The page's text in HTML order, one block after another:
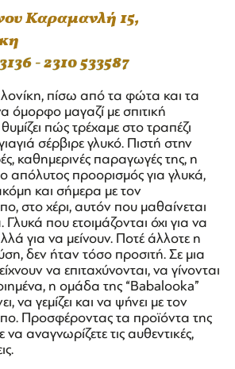
Καραμανλή 15,
- 2310 533587
πίσω από τα φώτα και τα
όμορφο μαγαζί με σπιτική
πώς τρέχαμε στο τραπέζι
σέρβιρε γλυκό. Πιστή στην
καθημερινές παραγωγές της, η
απόλυτος προορισμός για γλυκά,
και σήμερα με τον
στο χέρι, αυτόν που μαθαίνεται
Γλυκά που ετοιμάζονται όχι για να
για να μείνουν. Ποτέ άλλοτε η
δεν ήταν τόσο προσιτή. Σε μια
να επιταχύνονται, να γίνονται
η ομάδα της “Babalooka”
να γεμίζει και να ψήνει με τον
Προσφέροντας τα προϊόντα της
να αναγνωρίζετε τις αυθεντικές,